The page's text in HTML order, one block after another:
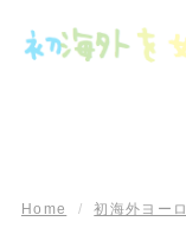
Home / 初海外ヨー